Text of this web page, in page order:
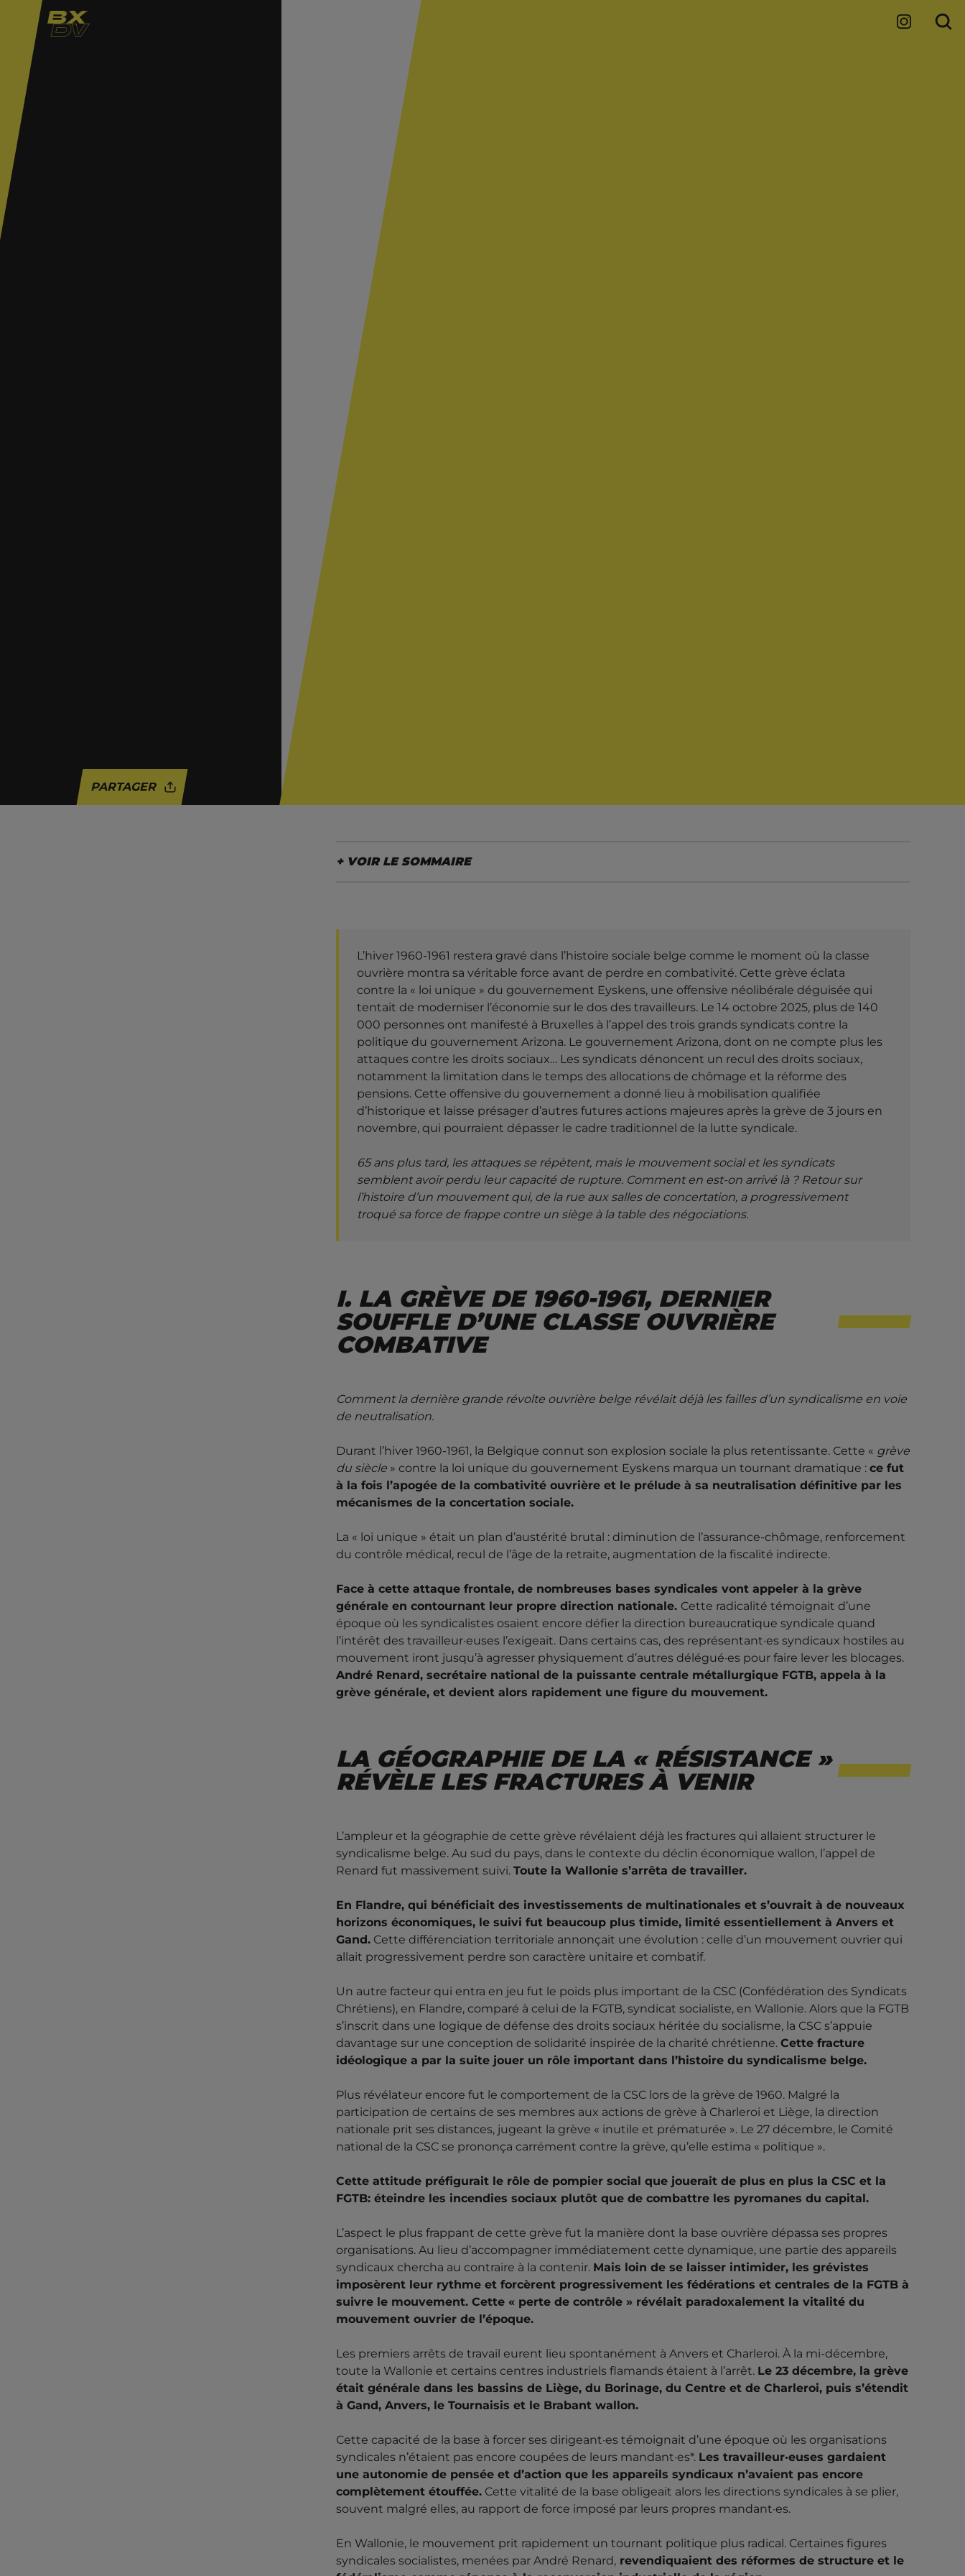
MOUVEMENTS SOCIAUX : COMME
UN AIR DE 60 ?
ACTUALITÉ HISTOIRE LUTTE DES CLASSES LUTTES SOCIALES SYNDICAT TRAVAIL
30 DÉCEMBRE 2025 -L'hiver 1960-1961 restera gravé dans l'histoire sociale belge comme le moment
où la classe ouvrière montra sa véritable force avant de perdre en combativité. Cette grève éclata
contre la "loi unique" du gouvernement Eyskens, une offensive néolibérale déguisée qui tentait de
moderniser l'économie sur le dos des travailleurs. Le 14...
PARTAGER
LE SOMMAIRE
Vers la capitulation sociale ?
II. quand le syndicalisme belge devient cogestionnaire
De la grève générale au compromis permanent
Une cogestion assumée
III. un renouveau des mouvements sociaux en Belgique après 1968
Mai 68 en Belgique
L’altermondialisme et les « nouveaux sans »
Arizona contre les mouvements sociaux
L’hiver 1960-1961 restera gravé dans l’histoire sociale belge comme le moment où la classe
ouvrière montra sa véritable force avant de perdre en combativité. Cette grève éclata
contre la « loi unique » du gouvernement Eyskens, une offensive néolibérale déguisée qui
tentait de moderniser l’économie sur le dos des travailleurs. Le 14 octobre 2025, plus de 140
000 personnes ont manifesté à Bruxelles à l’appel des trois grands syndicats contre la
politique du gouvernement Arizona. Le gouvernement Arizona, dont on ne compte plus les
attaques contre les droits sociaux… Les syndicats dénoncent un recul des droits sociaux,
notamment la limitation dans le temps des allocations de chômage et la réforme des
pensions. Cette offensive du gouvernement a donné lieu à mobilisation qualifiée
d’historique et laisse présager d’autres futures actions majeures après la grève de 3 jours en
novembre, qui pourraient dépasser le cadre traditionnel de la lutte syndicale.
65 ans plus tard, les attaques se répètent, mais le mouvement social et les syndicats
semblent avoir perdu leur capacité de rupture. Comment en est-on arrivé là ? Retour sur
l’histoire d’un mouvement qui, de la rue aux salles de concertation, a progressivement
troqué sa force de frappe contre un siège à la table des négociations.
I. LA GRÈVE DE 1960-1961, DERNIER
SOUFFLE D’UNE CLASSE OUVRIÈRE
COMBATIVE
Comment la dernière grande révolte ouvrière belge révélait déjà les failles d’un syndicalisme en voie
de neutralisation.
Durant l’hiver 1960-1961, la Belgique connut son explosion sociale la plus retentissante. Cette « grève
du siècle » contre la loi unique du gouvernement Eyskens marqua un tournant dramatique :ce fut
à la fois l’apogée de la combativité ouvrière et le prélude à sa neutralisation définitive par les
mécanismes de la concertation sociale.
La « loi unique » était un plan d’austérité brutal : diminution de l’assurance-chômage, renforcement
du contrôle médical, recul de l’âge de la retraite, augmentation de la fiscalité indirecte.
Face à cette attaque frontale, de nombreuses bases syndicales vont appeler à la grève
générale en contournant leur propre direction nationale. Cette radicalité témoignait d’une
époque où les syndicalistes osaient encore défier la direction bureaucratique syndicale quand
l’intérêt des travailleur·euses l’exigeait. Dans certains cas, des représentant·es syndicaux hostiles au
mouvement iront jusqu’à agresser physiquement d’autres délégué·es pour faire lever les blocages.
André Renard, secrétaire national de la puissante centrale métallurgique FGTB, appela à la
grève générale, et devient alors rapidement une figure du mouvement.
LA GÉOGRAPHIE DE LA « RÉSISTANCE »
RÉVÈLE LES FRACTURES À VENIR
L’ampleur et la géographie de cette grève révélaient déjà les fractures qui allaient structurer le
syndicalisme belge. Au sud du pays, dans le contexte du déclin économique wallon, l’appel de
Renard fut massivement suivi.Toute la Wallonie s’arrêta de travailler.
En Flandre, qui bénéficiait des investissements de multinationales et s’ouvrait à de nouveaux
horizons économiques, le suivi fut beaucoup plus timide, limité essentiellement à Anvers et
Gand. Cette différenciation territoriale annonçait une évolution : celle d’un mouvement ouvrier qui
allait progressivement perdre son caractère unitaire et combatif.
Un autre facteur qui entra en jeu fut le poids plus important de la CSC (Confédération des Syndicats
Chrétiens), en Flandre, comparé à celui de la FGTB, syndicat socialiste, en Wallonie. Alors que la FGTB
s’inscrit dans une logique de défense des droits sociaux héritée du socialisme, la CSC s’appuie
davantage sur une conception de solidarité inspirée de la charité chrétienne.Cette fracture
idéologique a par la suite jouer un rôle important dans l’histoire du syndicalisme belge.
Plus révélateur encore fut le comportement de la CSC lors de la grève de 1960. Malgré la
participation de certains de ses membres aux actions de grève à Charleroi et Liège, la direction
nationale prit ses distances, jugeant la grève « inutile et prématurée ». Le 27 décembre, le Comité
national de la CSC se prononça carrément contre la grève, qu’elle estima « politique ».
Cette attitude préfigurait le rôle de pompier social que jouerait de plus en plus la CSC et la
FGTB: éteindre les incendies sociaux plutôt que de combattre les pyromanes du capital.
L’aspect le plus frappant de cette grève fut la manière dont la base ouvrière dépassa ses propres
organisations. Au lieu d’accompagner immédiatement cette dynamique, une partie des appareils
syndicaux chercha au contraire à la contenir. Mais loin de se laisser intimider, les grévistes
imposèrent leur rythme et forcèrent progressivement les fédérations et centrales de la FGTB à
suivre le mouvement. Cette « perte de contrôle » révélait paradoxalement la vitalité du
mouvement ouvrier de l’époque.
Les premiers arrêts de travail eurent lieu spontanément à Anvers et Charleroi. À la mi-décembre,
toute la Wallonie et certains centres industriels flamands étaient à l’arrêt. Le 23 décembre, la grève
était générale dans les bassins de Liège, du Borinage, du Centre et de Charleroi, puis s’étendit
à Gand, Anvers, le Tournaisis et le Brabant wallon.
Cette capacité de la base à forcer ses dirigeant·es témoignait d’une époque où les organisations
syndicales n’étaient pas encore coupées de leurs mandant·es*. Les travailleur·euses gardaient
une autonomie de pensée et d’action que les appareils syndicaux n’avaient pas encore
complètement étouffée. Cette vitalité de la base obligeait alors les directions syndicales à se plier,
souvent malgré elles, au rapport de force imposé par leurs propres mandant·es.
En Wallonie, le mouvement prit rapidement un tournant politique plus radical. Certaines figures
syndicales socialistes, menées par André Renard, revendiquaient des réformes de structure et le